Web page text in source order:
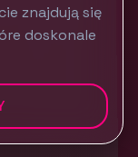
znajdują się
doskonale